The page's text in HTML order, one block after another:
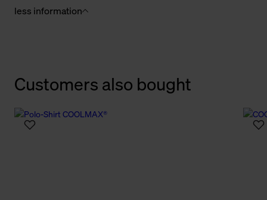
less information
Customers also bought